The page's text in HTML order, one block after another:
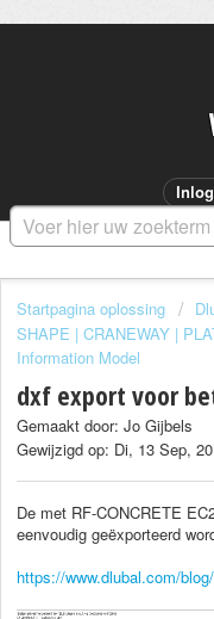
Startpagina oplossing
SHAPE | CRANEWAY |
Information Model
dxf export voor
Gemaakt door: Jo Gijbels
Gewijzigd op: Di, 13 Sep,
De met RF-CONCRETE
eenvoudig geëxporteerd
https://www.dlubal.com/